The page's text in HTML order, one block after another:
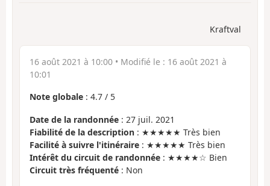
Kraftval
16 août 2021 à 10:00 • Modifié le : 16 août 2021 à
10:01
Note globale : 4.7 / 5
Date de la randonnée : 27 juil. 2021
Fiabilité de la description : ★★★★★ Très bien
Facilité à suivre l'itinéraire : ★★★★★ Très bien
Intérêt du circuit de randonnée : ★★★★☆ Bien
Circuit très fréquenté : Non